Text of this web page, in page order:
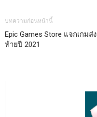
บทความก่อนหน้านี้
Epic Games Store แจกเกมส่ง
ท้ายปี 2021